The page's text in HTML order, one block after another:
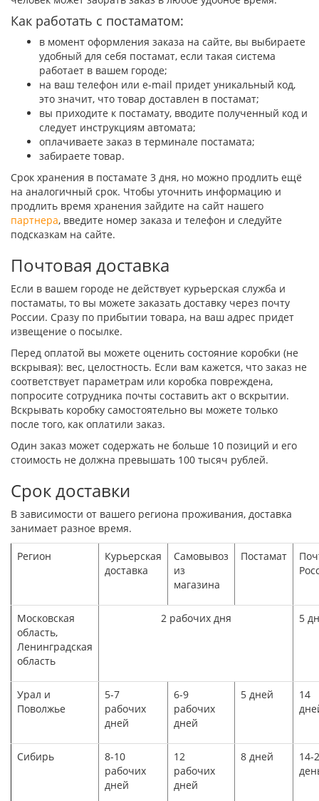
Как работать с постаматом:
в момент оформления заказа на сайте, вы выбираете
удобный для себя постамат, если такая система
работает в вашем городе;
на ваш телефон или e-mail придет уникальный код,
это значит, что товар доставлен в постамат;
вы приходите к постамату, вводите полученный код и
следует инструкциям автомата;
оплачиваете заказ в терминале постамата;
забираете товар.
Срок хранения в постамате 3 дня, но можно продлить ещё
на аналогичный срок. Чтобы уточнить информацию и
продлить время хранения зайдите на сайт нашего
партнера, введите номер заказа и телефон и следуйте
подсказкам на сайте.
Почтовая доставка
Если в вашем городе не действует курьерская служба и
постаматы, то вы можете заказать доставку через почту
России. Сразу по прибытии товара, на ваш адрес придет
извещение о посылке.
Перед оплатой вы можете оценить состояние коробки (не
вскрывая): вес, целостность. Если вам кажется, что заказ не
соответствует параметрам или коробка повреждена,
попросите сотрудника почты составить акт о вскрытии.
Вскрывать коробку самостоятельно вы можете только
после того, как оплатили заказ.
Один заказ может содержать не больше 10 позиций и его
стоимость не должна превышать 100 тысяч рублей.
Срок доставки
В зависимости от вашего региона проживания, доставка
занимает разное время.
Регион
Курьерская
доставка
Самовывоз
из
магазина
Постамат
Московская
область,
Ленинградская
область
2 рабочих дня 5
Урал и
Поволжье
5-7
рабочих
дней
6-9
рабочих
дней
5 дней
14
Сибирь
8-10
рабочих
дней
12
рабочих
дней
8 дней
14-